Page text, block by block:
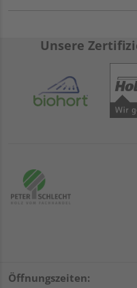
Unsere
Öffnungszeiten: